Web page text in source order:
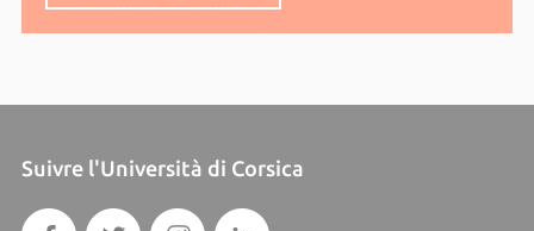
Suivre l'Università di Corsica